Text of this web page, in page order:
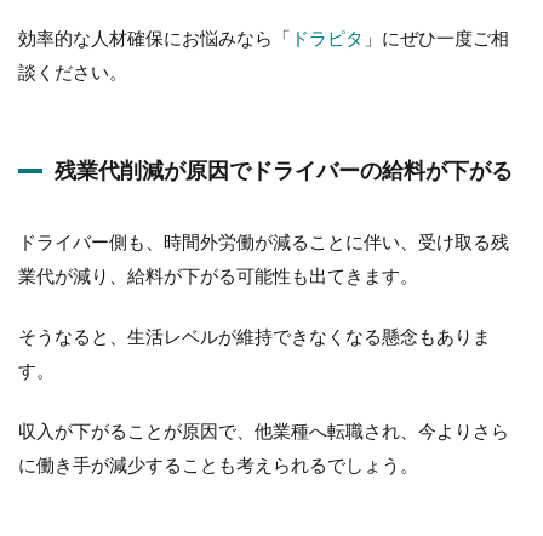
効率的な人材確保にお悩みなら「 ドラピタ 」にぜひ一度ご相
談ください。
残業代削減が原因でドライバーの給料が下がる
ドライバー側も、時間外労働が減ることに伴い、受け取る残
業代が減り、給料が下がる可能性も出てきます。
そうなると、生活レベルが維持できなくなる懸念もありま
す。
収入が下がることが原因で、他業種へ転職され、今よりさら
に働き手が減少することも考えられるでしょう。